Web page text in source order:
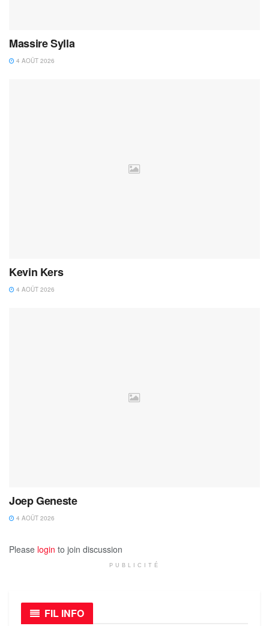
Massire Sylla
4 AOÛT 2026
Kevin Kers
4 AOÛT 2026
Joep Geneste
4 AOÛT 2026
Please login to join discussion
PUBLICITÉ
FIL INFO